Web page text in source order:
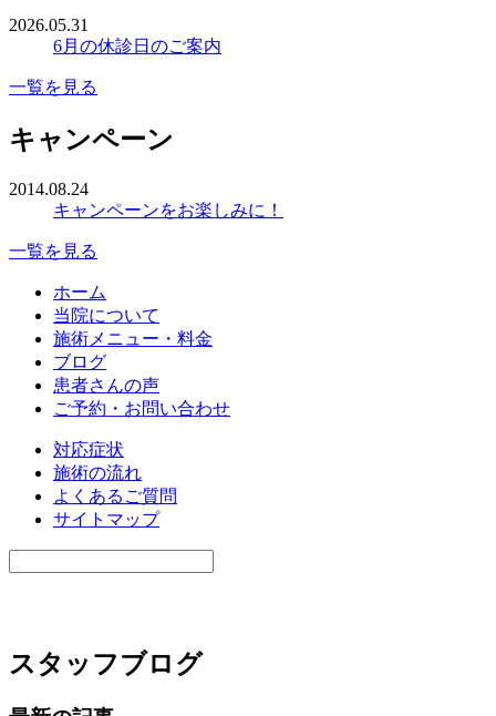
2026.05.31
6月の休診日のご案内
一覧を見る
キャンペーン
2014.08.24
キャンペーンをお楽しみに！
一覧を見る
ホーム
当院について
施術メニュー・料金
ブログ
患者さんの声
ご予約・お問い合わせ
対応症状
施術の流れ
よくあるご質問
サイトマップ
スタッフブログ